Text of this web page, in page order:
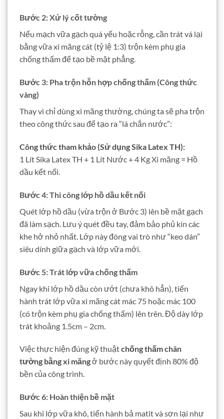
Bước 2: Xử lý cốt tường
Nếu mạch vữa gạch quá yếu hoặc rỗng, cần trát vá lại
bằng vữa xi măng cát (tỷ lệ 1:3) trộn kèm phụ gia
chống thấm để tạo bề mặt phẳng.
Bước 3: Pha trộn hỗn hợp chống thấm (Công thức
vàng)
Thay vì chỉ dùng xi măng thường, chúng ta sẽ pha trộn
theo công thức sau để tạo ra “lá chắn nước”:
Công thức tham khảo (Sử dụng Sika Latex TH):
1 Lít Sika Latex TH + 1 Lít Nước + 4 Kg Xi măng = Hồ
dầu kết nối.
Bước 4: Thi công lớp hồ dầu kết nối
Quét lớp hồ dầu (vừa trộn ở Bước 3) lên bề mặt gạch
đã làm sạch. Lưu ý quét đều tay, đảm bảo phủ kín các
khe hở nhỏ nhất. Lớp này đóng vai trò như “keo dán”
siêu dính giữa gạch và lớp vữa mới.
Bước 5: Trát lớp vữa chống thấm
Ngay khi lớp hồ dầu còn ướt (chưa khô hẳn), tiến
hành trát lớp vữa xi măng cát mác 75 hoặc mác 100
(có trộn kèm phụ gia chống thấm) lên trên. Độ dày lớp
trát khoảng 1.5cm – 2cm.
Việc thực hiện đúng kỹ thuậtchống thấm chân
tường bằng xi măngở bước này quyết định 80% độ
bền của công trình.
Bước 6: Hoàn thiện bề mặt
Sau khi lớp vữa khô, tiến hành bả matit và sơn lại như